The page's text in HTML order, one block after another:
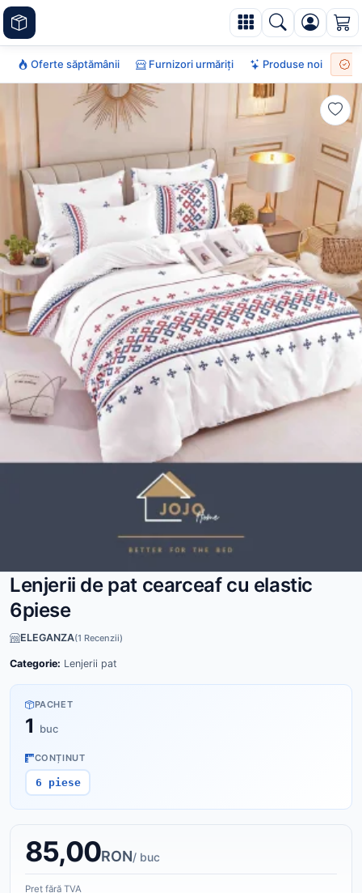
Oferte săptămânii Furnizori urmăriți Produse noi
Lenjerii de pat cearceaf cu elastic
6piese
ELEGANZA(1 Recenzii)
Categorie: Lenjerii pat
PACHET
1 buc
CONȚINUT
6 piese
85,00RON/ buc
Preț fără TVA